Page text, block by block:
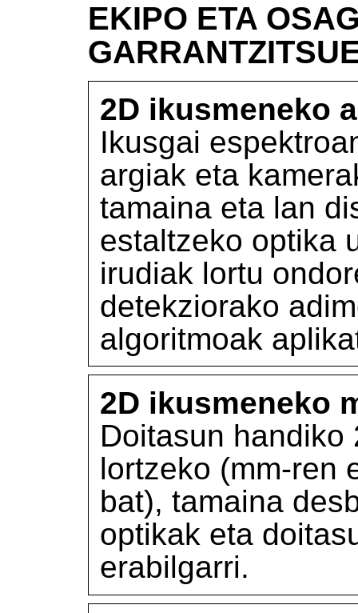
EKIPO ETA
2D ikusmeneko
Ikusgai
argiak eta
tamaina eta lan
estaltzeko optika
irudiak lortu
detekziorako
algoritmoak
2D ikusmeneko
Doitasun handiko
lortzeko (mm-ren
bat), tamaina
optikak eta
erabilgarri.